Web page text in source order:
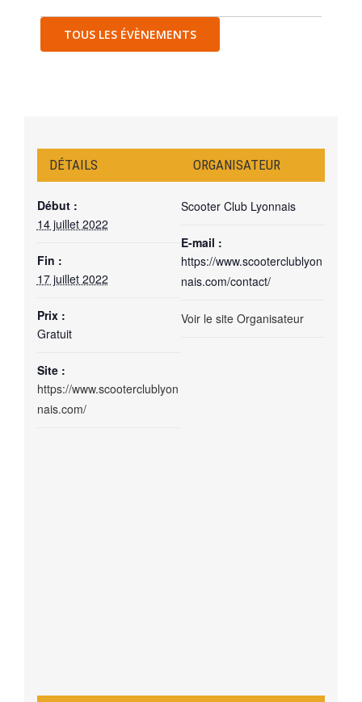
TOUS LES ÉVÈNEMENTS
DÉTAILS
Début :
14 juillet 2022
Fin :
17 juillet 2022
Prix :
Gratuit
Site :
https://www.scooterclublyon
nais.com/
ORGANISATEUR
Scooter Club Lyonnais
E-mail :
https://www.scooterclublyon
nais.com/contact/
Voir le site Organisateur